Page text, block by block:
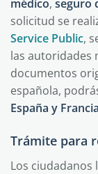
médico, seguro
solicitud se
Service Public,
las autoridades
documentos
española,
España y Francia
Trámite para
Los ciudadanos